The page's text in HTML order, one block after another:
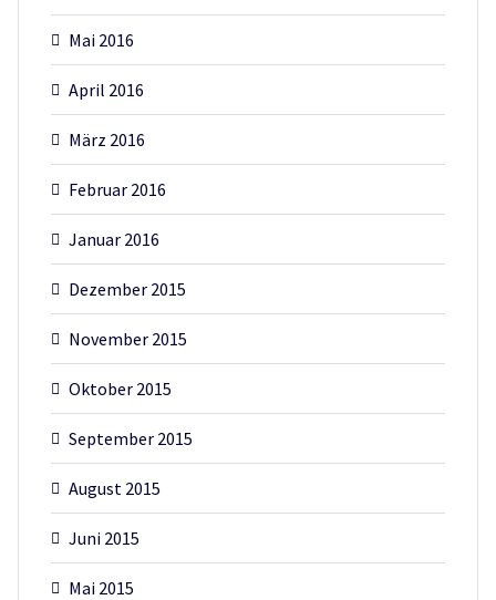
Mai 2016
April 2016
März 2016
Februar 2016
Januar 2016
Dezember 2015
November 2015
Oktober 2015
September 2015
August 2015
Juni 2015
Mai 2015